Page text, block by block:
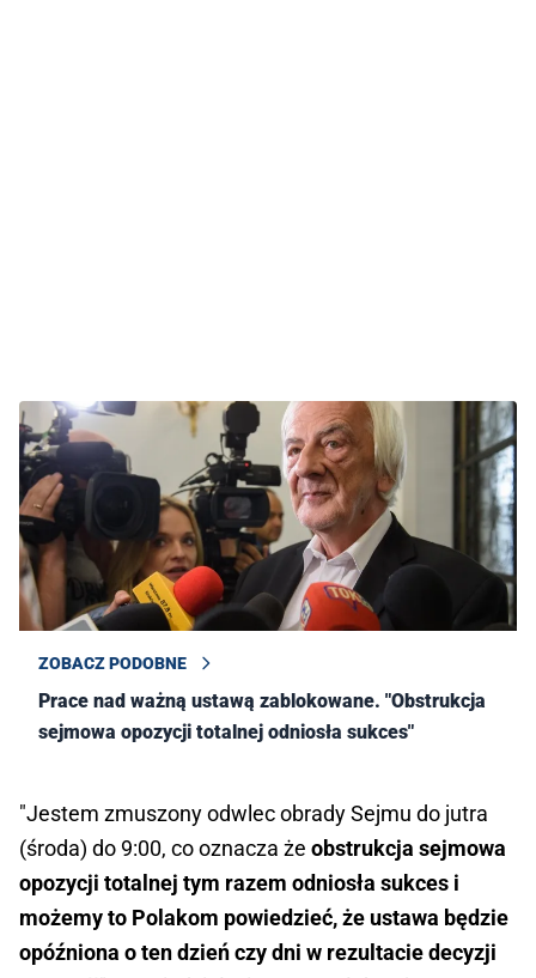
ZOBACZ PODOBNE
Prace nad ważną ustawą zablokowane. "Obstrukcja
sejmowa opozycji totalnej odniosła sukces"
"Jestem zmuszony odwlec obrady Sejmu do jutra
(środa) do 9:00, co oznacza że obstrukcja sejmowa
opozycji totalnej tym razem odniosła sukces i
możemy to Polakom powiedzieć, że ustawa będzie
opóźniona o ten dzień czy dni w rezultacie decyzji